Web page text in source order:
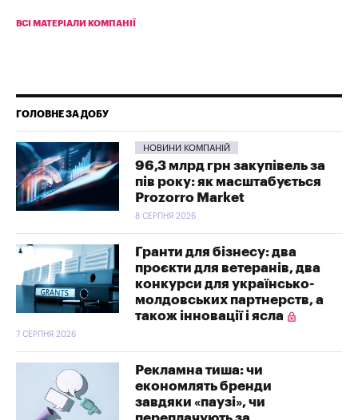
ВСІ МАТЕРІАЛИ КОМПАНІЇ
ГОЛОВНЕ ЗА ДОБУ
НОВИНИ КОМПАНІЙ
96,3 млрд грн закупівель за
пів року: як масштабується
Prozorro Market
8 СЕРПНЯ 2026
Гранти для бізнесу: два
проєкти для ветеранів, два
конкурси для українсько-
молдовських партнерств, а
також інновації і ясла
7 СЕРПНЯ 2026
Рекламна тиша: чи
економлять бренди
завдяки «паузі», чи